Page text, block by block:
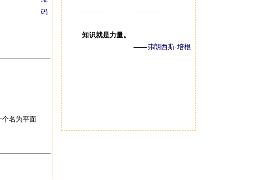
个名为平面
知识就是力量。
——弗朗西斯·培根